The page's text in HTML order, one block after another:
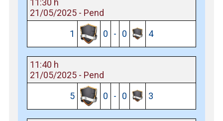
11:30 h
21/05/2025 - Pend
1
0 - 0 4
11:40 h
21/05/2025 - Pend
5
0 - 0 3